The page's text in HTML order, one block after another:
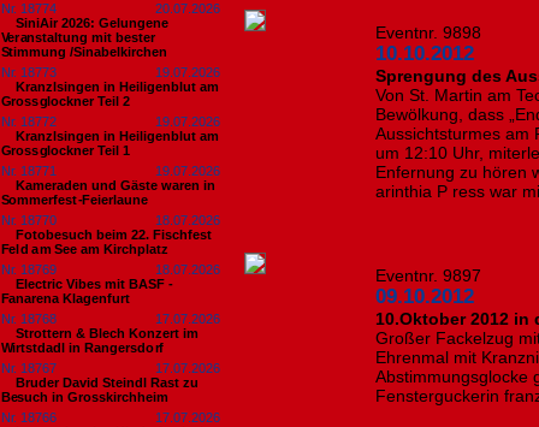
Nr. 18774
20.07.2026
SiniAir 2026: Gelungene
Veranstaltung mit bester
Stimmung /Sinabelkirchen
Nr. 18773
19.07.2026
Kranzlsingen in Heiligenblut am
Grossglockner Teil 2
Nr. 18772
19.07.2026
Kranzlsingen in Heiligenblut am
Grossglockner Teil 1
Nr. 18771
19.07.2026
Kameraden und Gäste waren in
Sommerfest-Feierlaune
Nr. 18770
18.07.2026
Fotobesuch beim 22. Fischfest
Feld am See am Kirchplatz
Nr. 18769
18.07.2026
Electric Vibes mit BASF -
Fanarena Klagenfurt
Nr. 18768
17.07.2026
Strottern & Blech Konzert im
Wirtstdadl in Rangersdorf
Nr. 18767
17.07.2026
Bruder David Steindl Rast zu
Besuch in Grosskirchheim
Nr. 18766
17.07.2026
Eventnr. 9898
10.10.2012
Sprengung des
Von St. Martin am
Bewölkung, dass
Aussichtsturmes am
um 12:10 Uhr,
Enfernung zu hören
arinthia P ress war
Eventnr. 9897
09.10.2012
10.Oktober 2012
Großer Fackelzug
Ehrenmal mit
Abstimmungsglocke
Fensterguckerin